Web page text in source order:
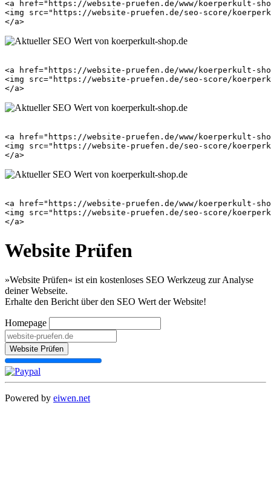
<a href="https://website-pruefen.de/www/koerperkult-
<img src="https://website-pruefen.de/seo-score/
<a href="https://website-pruefen.de/www/koerperkult-
<img src="https://website-pruefen.de/seo-score/
<a href="https://website-pruefen.de/www/koerperkult-
<img src="https://website-pruefen.de/seo-score/
<a href="https://website-pruefen.de/www/koerperkult-
<img src="https://website-pruefen.de/seo-score/
Website Prüfen
»Website Prüfen« ist ein kostenloses SEO Werkzeug zur Analyse
deiner Webseite.
Erhalte den Bericht über den SEO Wert der Website!
Homepage
Website Prüfen
Powered by eiwen.net